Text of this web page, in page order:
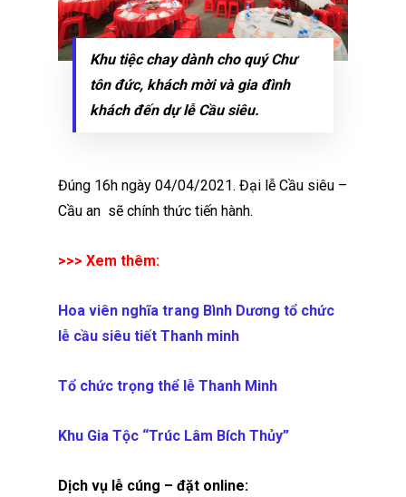
Khu tiệc chay dành cho quý Chư
tôn đức, khách mời và gia đình
khách đến dự lễ Cầu siêu.
Đúng 16h ngày 04/04/2021. Đại lễ Cầu siêu –
Cầu an sẽ chính thức tiến hành.
>>> Xem thêm:
Hoa viên nghĩa trang Bình Dương tổ chức
lễ cầu siêu tiết Thanh minh
Tổ chức trọng thể lễ Thanh Minh
Khu Gia Tộc “Trúc Lâm Bích Thủy”
Dịch vụ lễ cúng – đặt online: